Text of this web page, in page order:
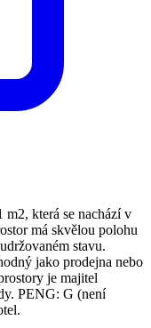
která se nachází v
má skvělou polohu
stavu.
jako prodejna nebo
je majitel
PENG: G (není